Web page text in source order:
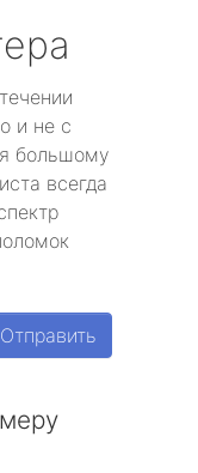
и не с
большому
всегда
Отправить